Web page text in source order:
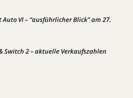
VI – “ausführlicher Blick” am 27.
Switch 2 – aktuelle Verkaufszahlen